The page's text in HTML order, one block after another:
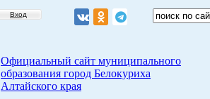
Вход
Официальный сайт муниципального
образования город Белокуриха
Алтайского края